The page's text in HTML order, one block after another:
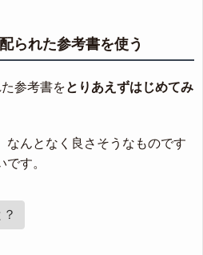
られた参考書を使う
参考書をとりあえずはじめてみ
なんとなく良さそうなものです
す。